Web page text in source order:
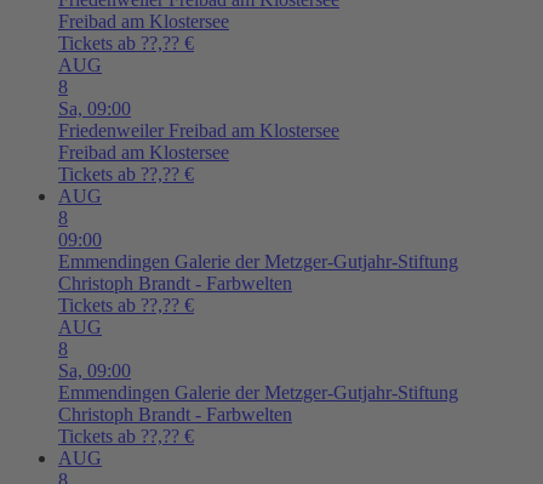
Freibad am Klostersee
Tickets ab ??,?? €
AUG
8
Sa, 09:00
Friedenweiler Freibad am Klostersee
Freibad am Klostersee
Tickets ab ??,?? €
AUG
8
09:00
Emmendingen Galerie der Metzger-Gutjahr-Stiftung
Christoph Brandt - Farbwelten
Tickets ab ??,?? €
AUG
8
Sa, 09:00
Emmendingen Galerie der Metzger-Gutjahr-Stiftung
Christoph Brandt - Farbwelten
Tickets ab ??,?? €
AUG
8